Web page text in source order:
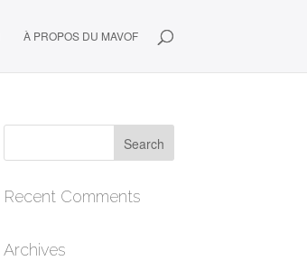
À PROPOS DU MAVOF
Recent Comments
Archives